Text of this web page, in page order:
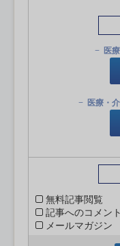
医
医療・
無料記事閲覧
記事へのコメント
メールマガジン